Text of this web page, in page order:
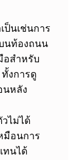
ป็นเช่นการ
นท้องถนน
อสำหรับ
ทั้งการดู
นหลัง
ไม่ได้
มือนการ
ทนได้